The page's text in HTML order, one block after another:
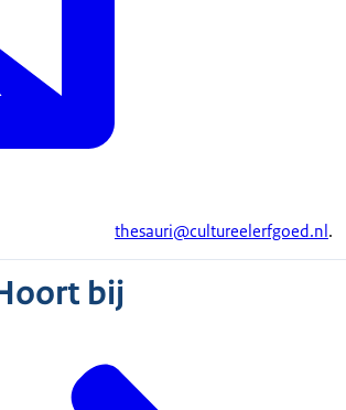
thesauri@cultureelerfgoed.nl.
bij